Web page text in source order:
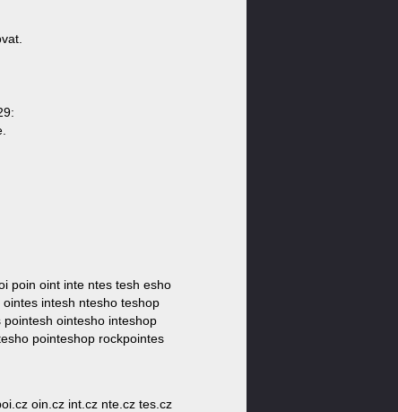
poin oint inte ntes tesh esho
intesh ntesho teshop
ointesho inteshop
pointeshop rockpointes
oin.cz int.cz nte.cz tes.cz